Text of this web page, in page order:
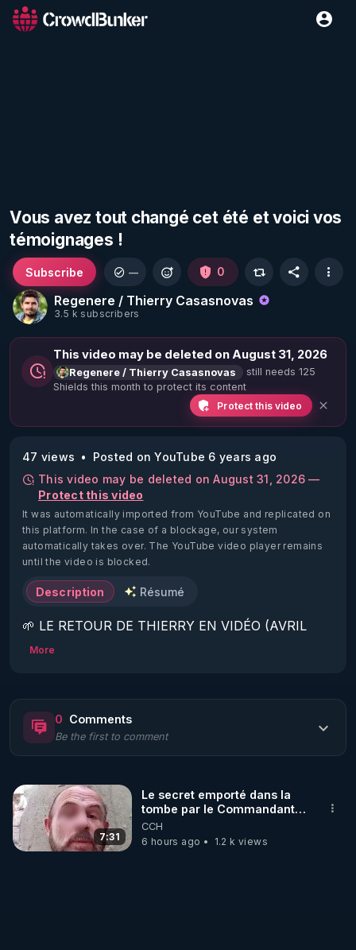
Vous avez tout changé cet été et voici vos
témoignages !
Regenere / Thierry Casasnovas
3.5 k subscribers
Subscribe — 0
This video may be deleted on August 31, 2026
Regenere / Thierry Casasnovas
still needs 125
Shields this month to protect its content
Protect this video
47 views
Posted on YouTube 6 years ago
This video may be deleted on August 31, 2026 —
Protect this video
It was automatically imported from YouTube and replicated on
this platform. In the case of a blockage, our system
automatically takes over. The YouTube video player remains
until the video is blocked.
Description Résumé
🌱 LE RETOUR DE THIERRY EN VIDÉO (AVRIL
2022)!
https://www.rgnr.fr/presentation.html
🌱 LE MAGAZINE RÉGÉNÈRE
🌱 LA BOUTIQUE DU MAGAZINE
Pour obtenir les anciens numéros que vous avez
More
0 Comments
Be the first to comment
7:31
Le secret emporté dans la
tombe par le Commandant
Cousteau le 25 juin 1997
CCH
6 hours ago
1.2 k views